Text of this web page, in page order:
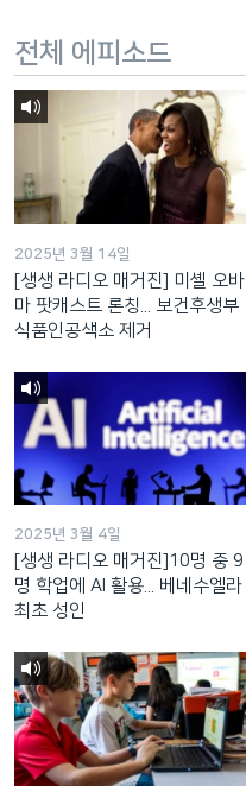
등
전체 에피소드
2025년 3월 14일
[생생 라디오 매거진] 미셸 오바
마 팟캐스트 론칭... 보건후생부
식품인공색소 제거
2025년 3월 4일
[생생 라디오 매거진]10명 중 9
명 학업에 AI 활용... 베네수엘라
최초 성인